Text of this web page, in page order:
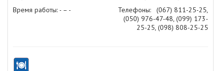
Время работы: - – -
Телефоны:
(067) 811-25-25,
(050) 976-47-48, (099) 173-
25-25, (098) 808-25-25